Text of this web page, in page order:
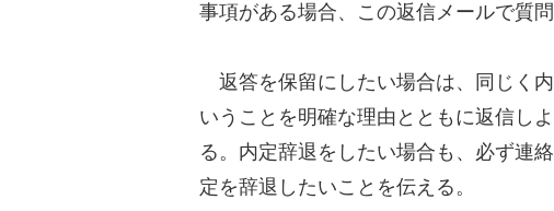
事項がある場合、この返信メールで質問
返答を保留にしたい場合は、同じく
いうことを明確な理由とともに返信し
る。内定辞退をしたい場合も、必ず連
定を辞退したいことを伝える。